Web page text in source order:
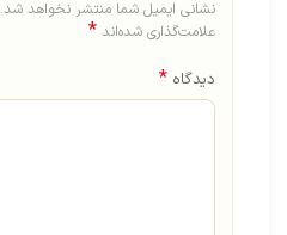
نشانی ایمیل شما منتشر نخواهد شد.
علامت‌گذاری شده‌اند *
دیدگاه *